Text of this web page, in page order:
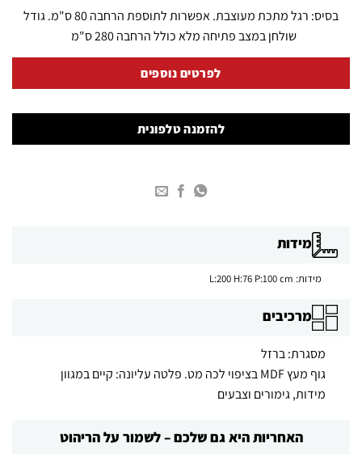
בסיס: רגל מתכת מעוצבת. אפשרות לתוספת הרחבה 80 ס"מ. גודל
שולחן במצב פתיחה מלא כולל הרחבה 280 ס"מ
לפרטים נוספים
להזמנה טלפונית
מידות
מידות: L:200 H:76 P:100 cm
מרכיבים
מסגרת: ברזל
גוף מעץ MDF בציפוי לכה מט. פלטה עליונה: קיים במגוון
מידות, גימורים וצבעים
האחריות היא גם שלכם – לשמור על הריהוט